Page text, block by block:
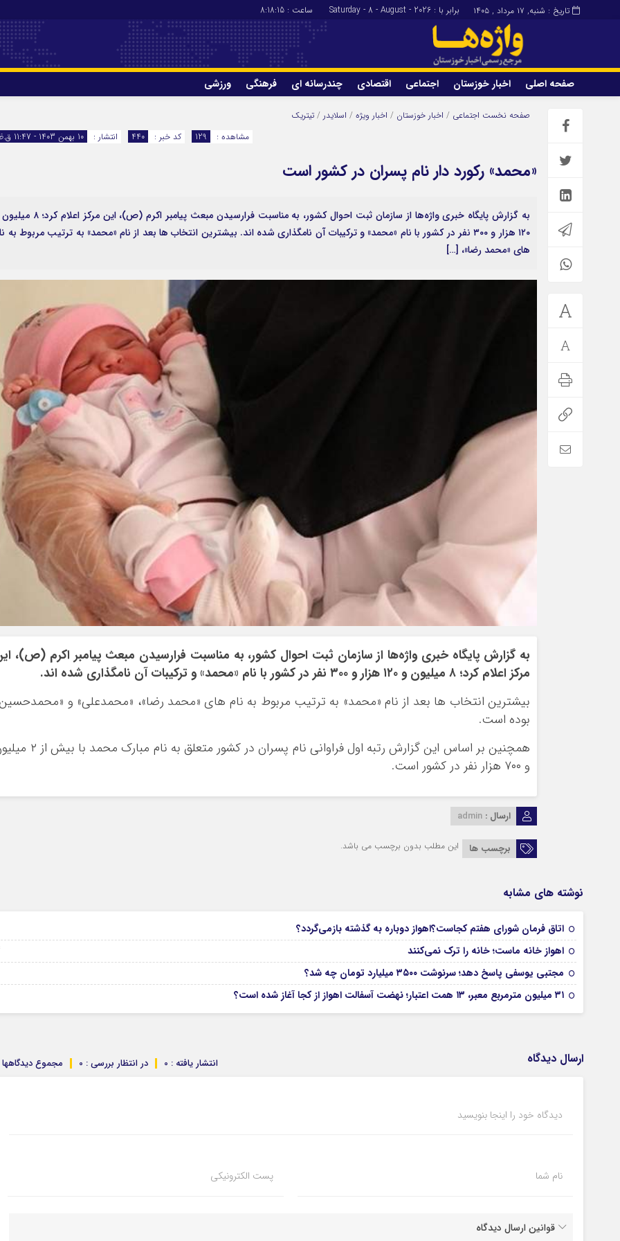
تاریخ : شنبه, ۱۷ مرداد , ۱۴۰۵ برابر با : Saturday - 8 - August - 2026 ساعت : 8:18:15
صفحه اصلی اخبار خوزستان اجتماعی اقتصادی چندرسانه ای فرهنگی ورزشی
برگه نمونه تماس با ما صفحه نخست اجتماعی / اخبار خوزستان / اخبار ویژه / اسلایدر / تیتریک
انتشار :
10 بهمن 1403 - 11:47 ق.ظ کد خبر : 440 مشاهده : 129
«محمد» رکورد دار نام پسران در کشور است
به گزارش پایگاه خبری واژه‌ها از سازمان ثبت احوال کشور، به مناسبت فرارسیدن مبعث پیامبر اکرم (ص)،
۱۲۰ هزار و ۳۰۰ نفر در کشور با نام «محمد» و ترکیبات آن نامگذاری شده اند. بیشترین انتخاب ها بعد از نام «محمد» به ترتیب مربوط به
های «محمد رضا»، […]
به گزارش پایگاه خبری واژه‌ها از سازمان ثبت احوال کشور، به مناسبت فرارسیدن مبعث پیامبر اکرم (ص)،
مرکز اعلام کرد؛ ۸ میلیون و ۱۲۰ هزار و ۳۰۰ نفر در کشور با نام «محمد» و ترکیبات آن نامگذاری شده اند.
بیشترین انتخاب ها بعد از نام «محمد» به ترتیب مربوط به نام های «محمد رضا»، «محمدعلی» و
بوده است.
همچنین بر اساس این گزارش رتبه اول فراوانی نام پسران در کشور متعلق به
و ۷۰۰ هزار نفر در کشور است.
ارسال : admin
برچسب ها این مطلب بدون برچسب می باشد.
نوشته های مشابه
اتاق فرمان شورای هفتم کجاست؟اهواز دوباره به گذشته بازمی‌گردد؟
اهواز خانه ماست؛ خانه را ترک نمی‌کنند
مجتبی یوسفی پاسخ دهد؛ سرنوشت ۳۵۰۰ میلیارد تومان چه شد؟
۳۱ میلیون مترمربع معبر، ۱۳ همت اعتبار؛ نهضت آسفالت اهواز از کجا آغاز شده است؟
ارسال دیدگاه مجموع دیدگاهها : در انتظار بررسی : 0 انتشار یافته : 0
دیدگاه خود را اینجا بنویسید
نام شما پست الکترونیکی
قوانین ارسال دیدگاه